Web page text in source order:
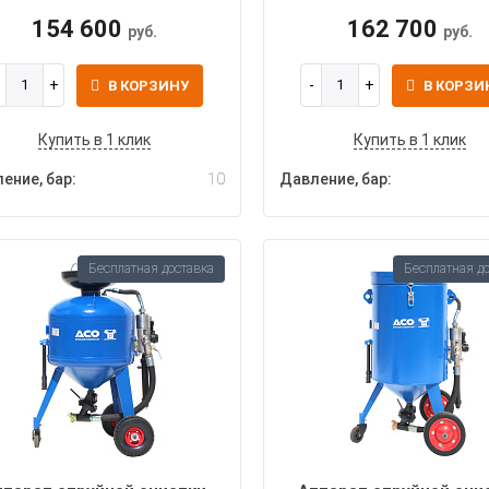
154 600 руб.
В КОРЗИНУ
Купить в 1 клик
бар: 10
162 700 руб.
В
Купить в 1 клик
Давление, бар:
Бесплатная доставка Бесплатная